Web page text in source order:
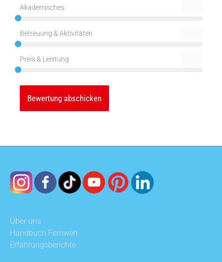
Akademisches
Betreuung & Aktivitäten
Preis & Leistung
Über uns
Handbuch Fernweh
Erfahrungsberichte